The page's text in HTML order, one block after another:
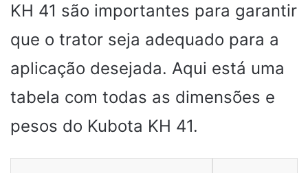
KH 41 são importantes para garantir
que o trator seja adequado para a
aplicação desejada. Aqui está uma
tabela com todas as dimensões e
pesos do Kubota KH 41.